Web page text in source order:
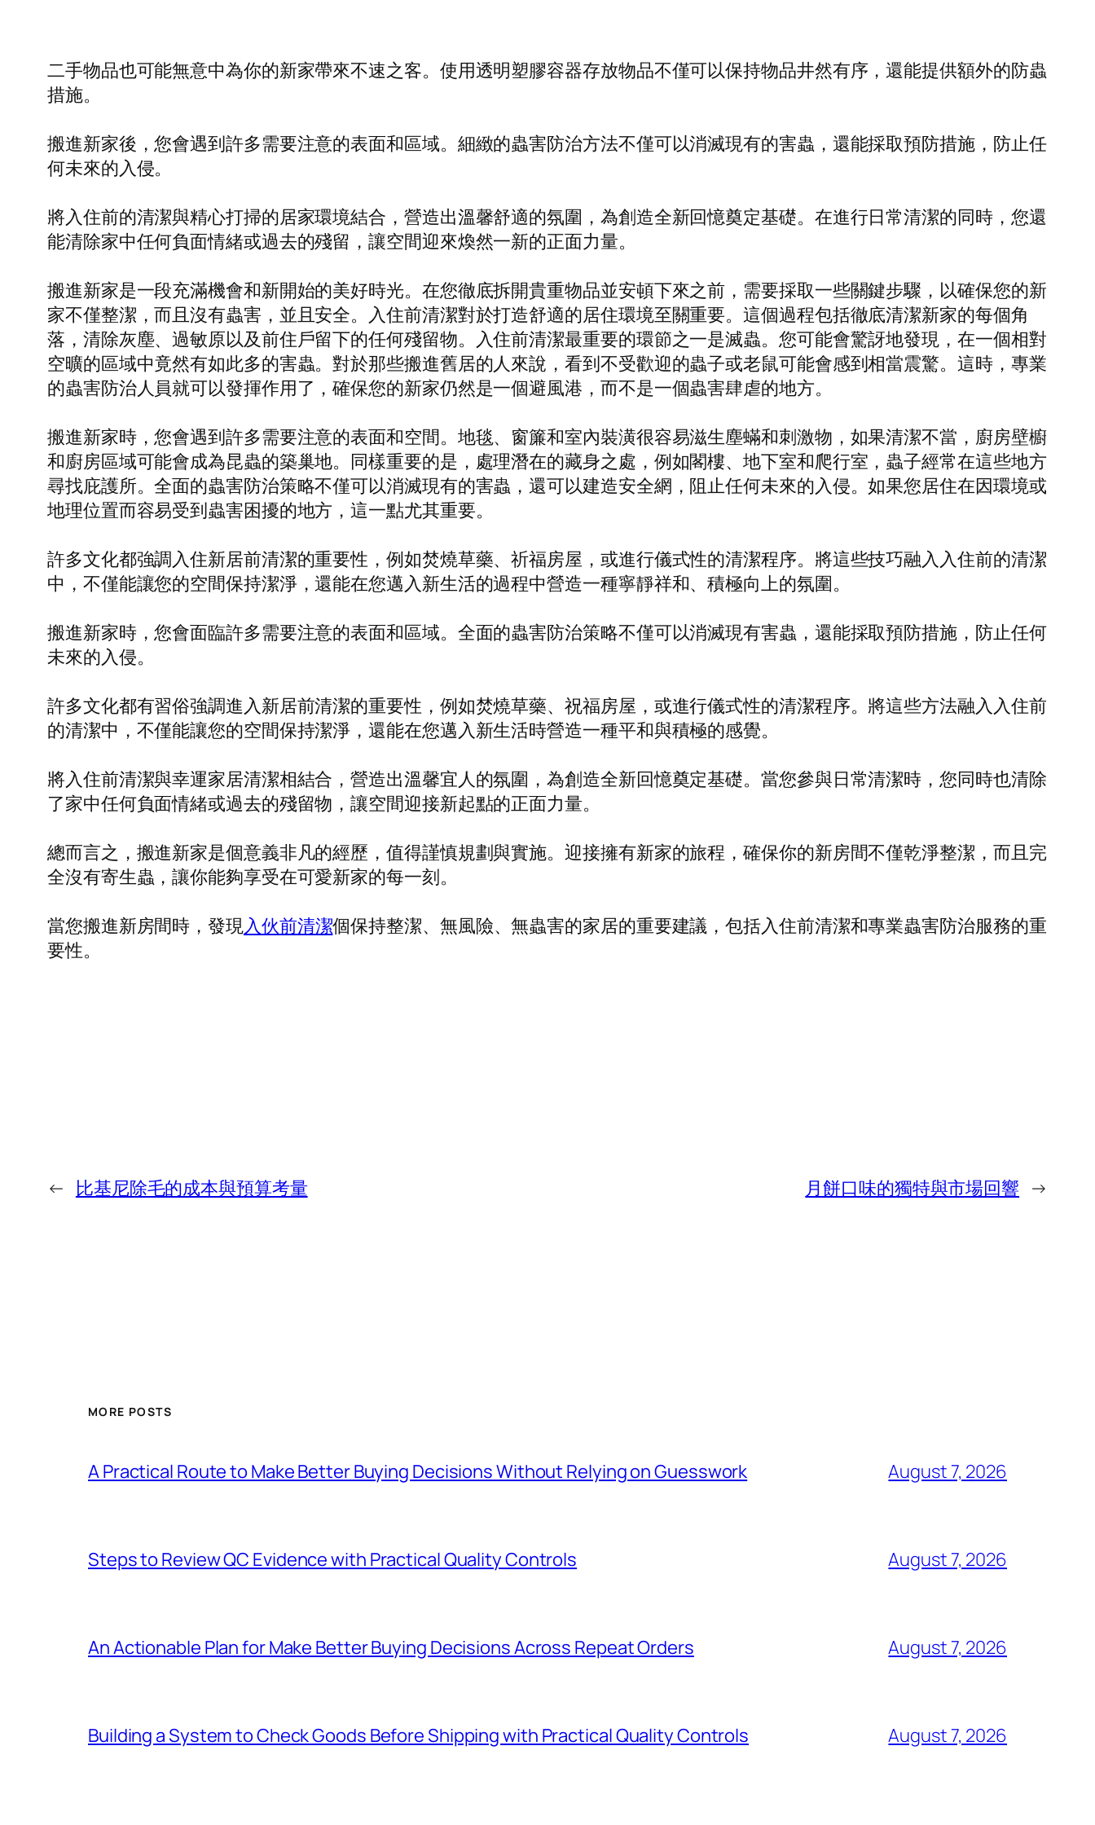
二手物品也可能無意中為你的新家帶來不速之客。使用透明塑膠容器存放物品不僅可以保持物品井然有序，還能提供額外的防蟲
措施。
搬進新家後，您會遇到許多需要注意的表面和區域。細緻的蟲害防治方法不僅可以消滅現有的害蟲，還能採取預防措施，防止任
何未來的入侵。
將入住前的清潔與精心打掃的居家環境結合，營造出溫馨舒適的氛圍，為創造全新回憶奠定基礎。在進行日常清潔的同時，您還
能清除家中任何負面情緒或過去的殘留，讓空間迎來煥然一新的正面力量。
搬進新家是一段充滿機會和新開始的美好時光。在您徹底拆開貴重物品並安頓下來之前，需要採取一些關鍵步驟，以確保您的新
家不僅整潔，而且沒有蟲害，並且安全。入住前清潔對於打造舒適的居住環境至關重要。這個過程包括徹底清潔新家的每個角
落，清除灰塵、過敏原以及前住戶留下的任何殘留物。入住前清潔最重要的環節之一是滅蟲。您可能會驚訝地發現，在一個相對
空曠的區域中竟然有如此多的害蟲。對於那些搬進舊居的人來說，看到不受歡迎的蟲子或老鼠可能會感到相當震驚。這時，專業
的蟲害防治人員就可以發揮作用了，確保您的新家仍然是一個避風港，而不是一個蟲害肆虐的地方。
搬進新家時，您會遇到許多需要注意的表面和空間。地毯、窗簾和室內裝潢很容易滋生塵蟎和刺激物，如果清潔不當，廚房壁櫥
和廚房區域可能會成為昆蟲的築巢地。同樣重要的是，處理潛在的藏身之處，例如閣樓、地下室和爬行室，蟲子經常在這些地方
尋找庇護所。全面的蟲害防治策略不僅可以消滅現有的害蟲，還可以建造安全網，阻止任何未來的入侵。如果您居住在因環境或
地理位置而容易受到蟲害困擾的地方，這一點尤其重要。
許多文化都強調入住新居前清潔的重要性，例如焚燒草藥、祈福房屋，或進行儀式性的清潔程序。將這些技巧融入入住前的清潔
中，不僅能讓您的空間保持潔淨，還能在您邁入新生活的過程中營造一種寧靜祥和、積極向上的氛圍。
搬進新家時，您會面臨許多需要注意的表面和區域。全面的蟲害防治策略不僅可以消滅現有害蟲，還能採取預防措施，防止任何
未來的入侵。
許多文化都有習俗強調進入新居前清潔的重要性，例如焚燒草藥、祝福房屋，或進行儀式性的清潔程序。將這些方法融入入住前
的清潔中，不僅能讓您的空間保持潔淨，還能在您邁入新生活時營造一種平和與積極的感覺。
將入住前清潔與幸運家居清潔相結合，營造出溫馨宜人的氛圍，為創造全新回憶奠定基礎。當您參與日常清潔時，您同時也清除
了家中任何負面情緒或過去的殘留物，讓空間迎接新起點的正面力量。
總而言之，搬進新家是個意義非凡的經歷，值得謹慎規劃與實施。迎接擁有新家的旅程，確保你的新房間不僅乾淨整潔，而且完
全沒有寄生蟲，讓你能夠享受在可愛新家的每一刻。
當您搬進新房間時，發現入伙前清潔個保持整潔、無風險、無蟲害的家居的重要建議，包括入住前清潔和專業蟲害防治服務的重
要性。
← 比基尼除毛的成本與預算考量 月餅口味的獨特與市場回響 →
MORE POSTS
A Practical Route to Make Better Buying Decisions Without Relying on Guesswork August 7, 2026
Steps to Review QC Evidence with Practical Quality Controls August 7, 2026
An Actionable Plan for Make Better Buying Decisions Across Repeat Orders August 7, 2026
Building a System to Check Goods Before Shipping with Practical Quality Controls August 7, 2026